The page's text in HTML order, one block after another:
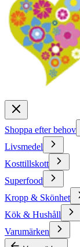
Shoppa efter behov
Livsmedel
Kosttillskott
Superfood
Kropp & Skönhet
Kök & Hushåll
Varumärken